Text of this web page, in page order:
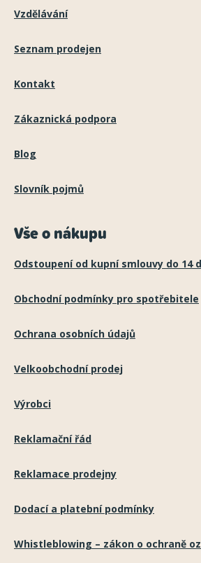
Vzdělávání
Seznam prodejen
Kontakt
Zákaznická podpora
Blog
Slovník pojmů
Vše o nákupu
Odstoupení od kupní smlouvy do 14
Obchodní podmínky pro spotřebitele
Ochrana osobních údajů
Velkoobchodní prodej
Výrobci
Reklamační řád
Reklamace prodejny
Dodací a platební podmínky
Whistleblowing – zákon o ochraně